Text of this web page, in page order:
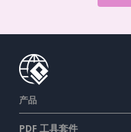
产品
PDF 工具套件